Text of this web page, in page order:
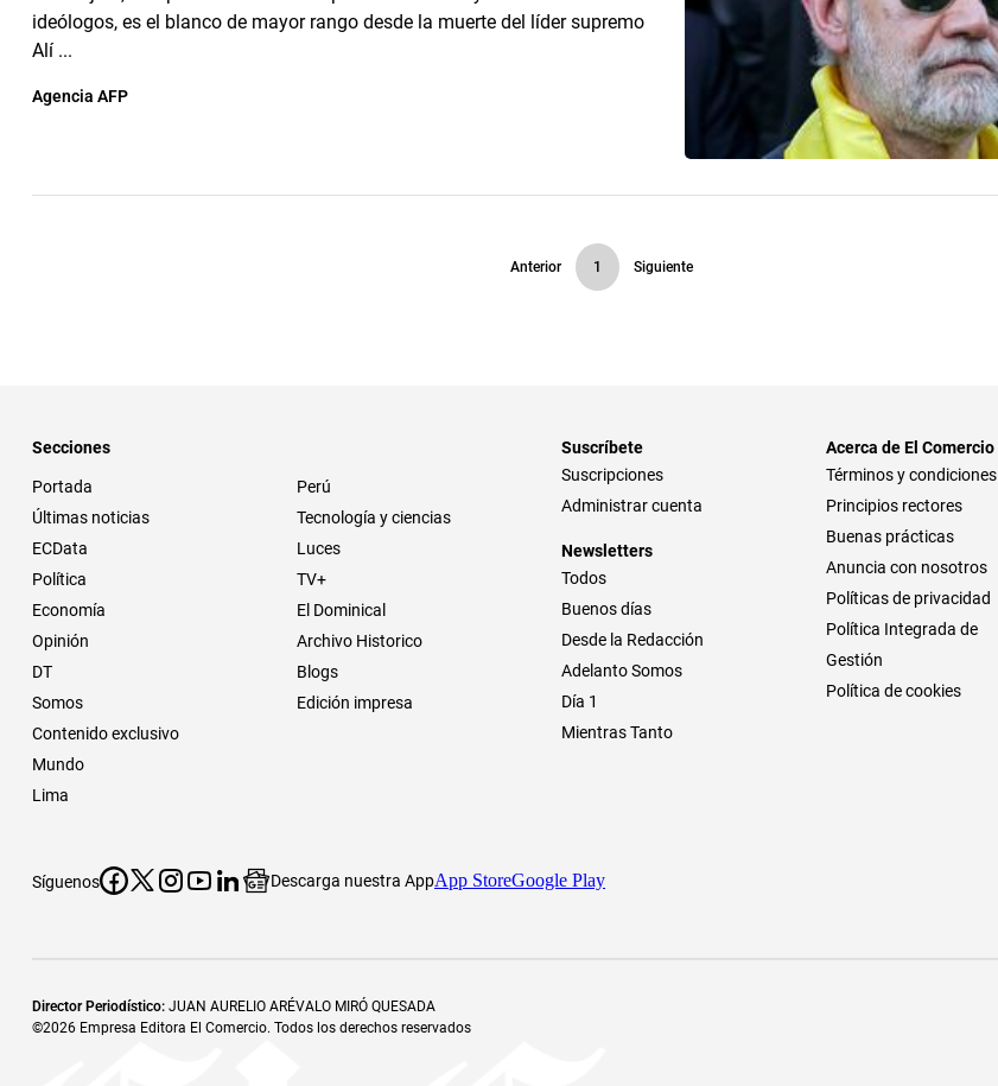
ideólogos, es el blanco de mayor rango desde la muerte del líder supremo
Alí ...
Agencia AFP
Anterior 1 Siguiente
Secciones
Portada
Últimas noticias
ECData
Política
Economía
Opinión
DT
Somos
Contenido exclusivo
Mundo
Lima
Perú
Tecnología y ciencias
Luces
TV+
El Dominical
Archivo Historico
Blogs
Edición impresa
Suscríbete
Suscripciones
Administrar cuenta
Newsletters
Todos
Buenos días
Desde la Redacción
Adelanto Somos
Día 1
Mientras Tanto
Acerca de El Comercio
Términos y condiciones
Principios rectores
Buenas prácticas
Anuncia con nosotros
Políticas de privacidad
Política Integrada de
Gestión
Política de cookies
Síguenos Descarga nuestra AppApp StoreGoogle Play
Director Periodístico: JUAN AURELIO ARÉVALO MIRÓ QUESADA
©2026 Empresa Editora El Comercio. Todos los derechos reservados